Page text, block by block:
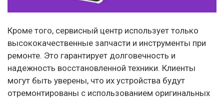
Кроме того, сервисный центр использует только
высококачественные запчасти и инструменты при
ремонте. Это гарантирует долговечность и
надежность восстановленной техники. Клиенты
могут быть уверены, что их устройства будут
отремонтированы с использованием оригинальных